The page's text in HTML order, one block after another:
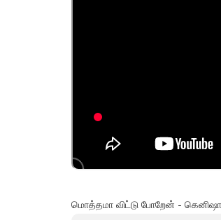
மொத்தமா விட்டு போறேன் - கெனிஷா